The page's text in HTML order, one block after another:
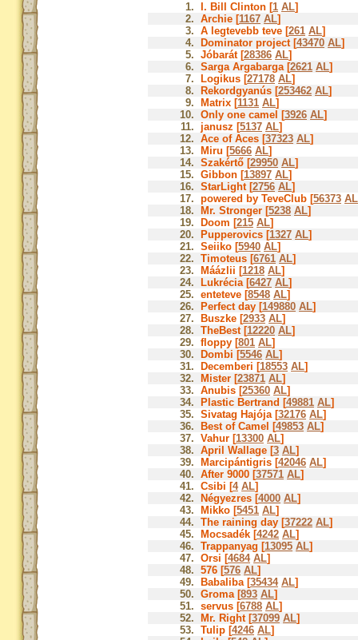
1. I. Bill Clinton [1 AL]
2. Archie [1167 AL]
3. A legtevebb teve [261 AL]
4.
Dominator project [43470 AL]
5. Jóbarát [28386 AL]
6. Sarga Argabarga [2621 AL]
7.
Logikus [27178 AL]
8.
Rekordgyanús [253462 AL]
9.
Matrix [1131 AL]
10. Only one camel [3926 AL]
11. janusz [5137 AL]
12. Ace of Aces [37323 AL]
13.
Miru [5666 AL]
14. Szakértő [29950 AL]
15. Gibbon [13897 AL]
16. StarLight [2756 AL]
17. powered by TeveClub [56373 AL
18.
Mr. Stronger [5238 AL]
19.
Doom [215 AL]
20.
Pupperovics [1327 AL]
21. Seiiko [5940 AL]
22. Timoteus [6761 AL]
23.
Máázlii [1218 AL]
24.
Lukrécia [6427 AL]
25. enteteve [8548 AL]
26.
Perfect day [149880 AL]
27.
Buszke [2933 AL]
28. TheBest [12220 AL]
29. floppy [801 AL]
30.
Dombi [5546 AL]
31.
Decemberi [18553 AL]
32.
Mister [23871 AL]
33. Anubis [25360 AL]
34.
Plastic Bertrand [49881 AL]
35. Sivatag Hajója [32176 AL]
36.
Best of Camel [49853 AL]
37. Vahur [13300 AL]
38. April Wallage [3 AL]
39.
Marcipántigris [42046 AL]
40. After 9000 [37571 AL]
41. Csibi [4 AL]
42.
Négyezres [4000 AL]
43.
Mikko [5451 AL]
44. The raining day [37222 AL]
45.
Mocsadék [4242 AL]
46. Trappanyag [13095 AL]
47. Orsi [4684 AL]
48. 576 [576 AL]
49.
Babaliba [35434 AL]
50. Groma [893 AL]
51. servus [6788 AL]
52.
Mr. Right [37099 AL]
53. Tulip [4246 AL]